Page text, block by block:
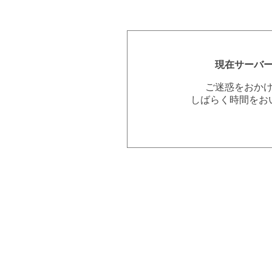
現在サーバ
ご迷惑をおか
しばらく時間を